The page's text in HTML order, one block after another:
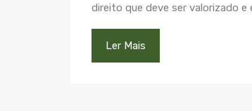
direito que deve ser valorizado e
Ler Mais